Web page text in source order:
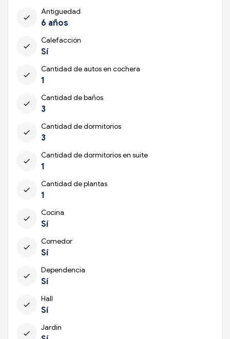
check
Antiguedad
6 años
check
Calefacción
Sí
check
Cantidad de autos en cochera
1
check
Cantidad de baños
3
check
Cantidad de dormitorios
3
check
Cantidad de dormitorios en suite
1
check
Cantidad de plantas
1
check
Cocina
Sí
check
Comedor
Sí
check
Dependencia
Sí
check
Hall
Sí
check
Jardín